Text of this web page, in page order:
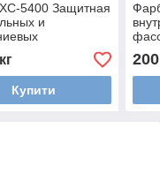
5400 Защитная
и
Купити
200